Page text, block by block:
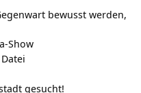
bewusst werden,
Show
gesucht!